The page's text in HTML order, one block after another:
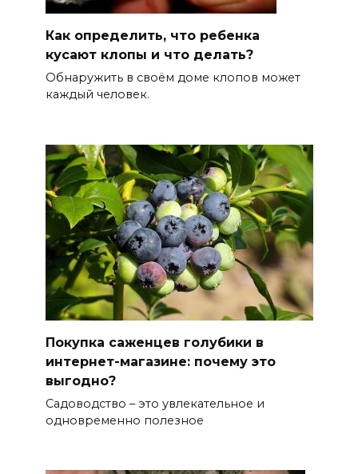
Как определить, что ребенка
кусают клопы и что делать?
Обнаружить в своём доме клопов может
каждый человек.
Покупка саженцев голубики в
интернет-магазине: почему это
выгодно?
Садоводство – это увлекательное и
одновременно полезное